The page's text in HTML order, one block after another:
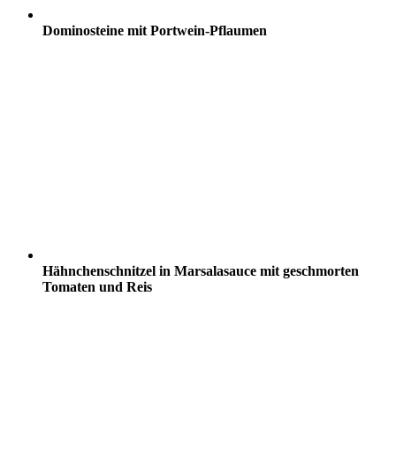
Dominosteine mit Portwein-Pflaumen
Hähnchenschnitzel in Marsalasauce mit geschmorten
Tomaten und Reis